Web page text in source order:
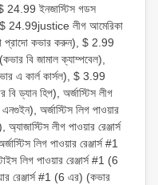
$ 24.99 ইনজাস্টিস গডস
$ 24.99justice লীগ আমেরিকা
প্রাদো কভার করুন), $ 2.99
বি জামাল ক্যাম্পবেল),
এ কার্ল কার্সল), $ 3.99
বি ড্যান হিপ), অর্জাস্টিস লীগ
অর্জাস্টিস লিগ পাওয়ার
লীগ পাওয়ার রেঞ্জার্স
লিগ পাওয়ার রেঞ্জার্স #1
লিগ পাওয়ার রেঞ্জার্স #1 (6
রেঞ্জার্স #1 (6 এর) (কভার